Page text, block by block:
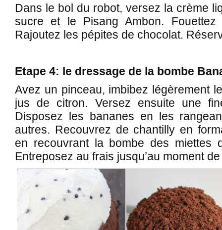
Dans le bol du robot, versez la crème
sucre et le Pisang Ambon.
Rajoutez les pépites de chocolat.
Etape 4: le dressage de la bombe
Avez un pinceau, imbibez légèrement
jus de citron. Versez ensuite une
Disposez les bananes en les
autres. Recouvrez de chantilly en
en recouvrant la bombe des miettes
Entreposez au frais jusqu’au moment